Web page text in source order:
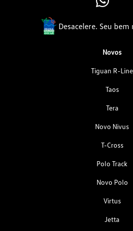
Desacelere. Seu
Novos
Tiguan R-Line
Taos
Tera
Novo Nivus
T-Cross
Polo Track
Novo Polo
Virtus
Jetta